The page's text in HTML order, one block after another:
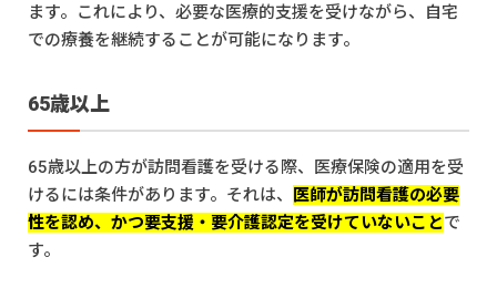
ます。これにより、必要な医療的支援を受けながら、自宅
での療養を継続することが可能になります。
65歳以上
65歳以上の方が訪問看護を受ける際、医療保険の適用を受
けるには条件があります。それは、
医師が訪問看護の必要
性を認め、かつ要支援・要介護認定を受けていないことで
す。